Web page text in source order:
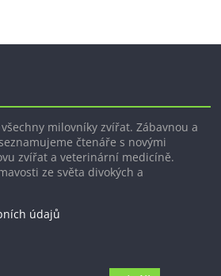
milovníky zvířat. Zábavnou a
čtenáře s novými
zvířat a veterinární medicíně.
ze světa divokých a
údajů